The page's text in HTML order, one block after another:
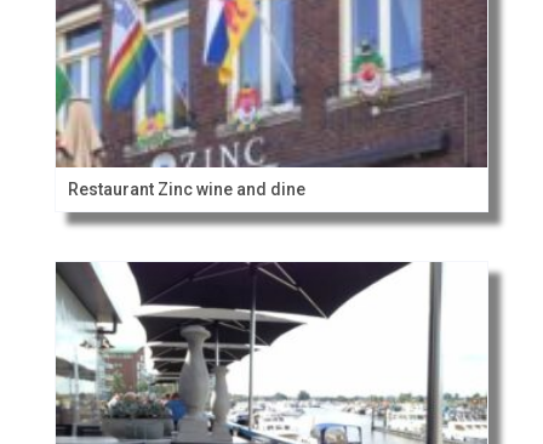
Restaurant Zinc wine and dine